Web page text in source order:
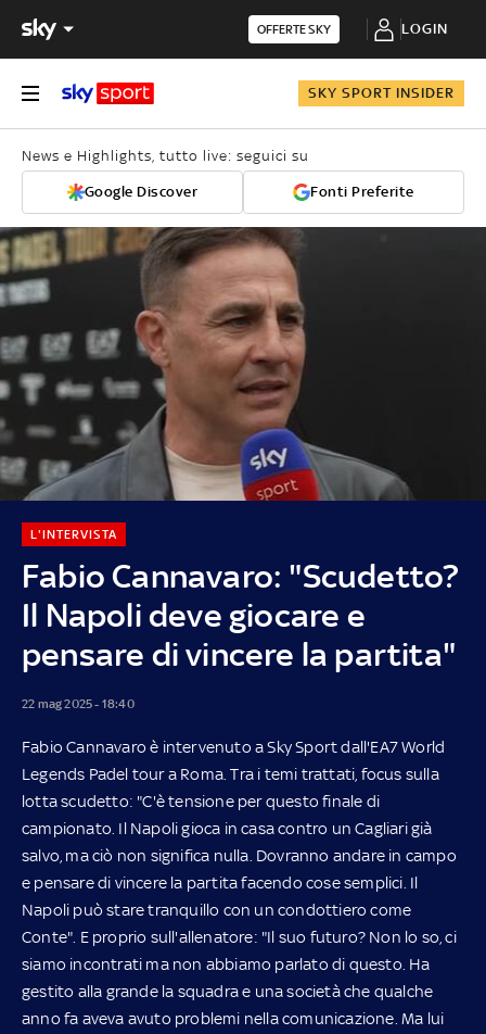
OFFERTE SKY LOGIN
SKY SPORT INSIDER
News e Highlights, tutto live: seguici su
Google Discover Fonti Preferite
Fabio Cannavaro: "Scudetto?
Il Napoli deve giocare e
pensare di vincere la partita"
L'INTERVISTA
22 mag 2025 - 18:40
Fabio Cannavaro è intervenuto a Sky Sport dall'EA7 World
Legends Padel tour a Roma. Tra i temi trattati, focus sulla
lotta scudetto: "C'è tensione per questo finale di
campionato. Il Napoli gioca in casa contro un Cagliari già
salvo, ma ciò non significa nulla. Dovranno andare in campo
e pensare di vincere la partita facendo cose semplici. Il
Napoli può stare tranquillo con un condottiero come
Conte". E proprio sull'allenatore: "Il suo futuro? Non lo so, ci
siamo incontrati ma non abbiamo parlato di questo. Ha
gestito alla grande la squadra e una società che qualche
anno fa aveva avuto problemi nella comunicazione. Ma lui